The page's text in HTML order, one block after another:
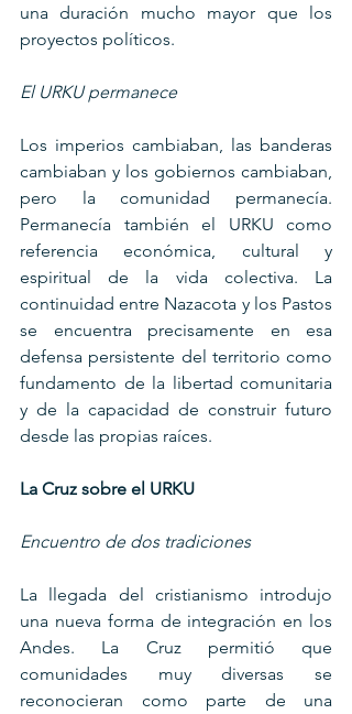
una duración mucho mayor que los
proyectos políticos.
El URKU permanece
Los imperios cambiaban, las banderas
cambiaban y los gobiernos cambiaban,
pero la comunidad permanecía.
Permanecía también el URKU como
referencia económica, cultural y
espiritual de la vida colectiva. La
continuidad entre Nazacota y los Pastos
se encuentra precisamente en esa
defensa persistente del territorio como
fundamento de la libertad comunitaria
y de la capacidad de construir futuro
desde las propias raíces.
La Cruz sobre el URKU
Encuentro de dos tradiciones
La llegada del cristianismo introdujo
una nueva forma de integración en los
Andes. La Cruz permitió que
comunidades muy diversas se
reconocieran como parte de una